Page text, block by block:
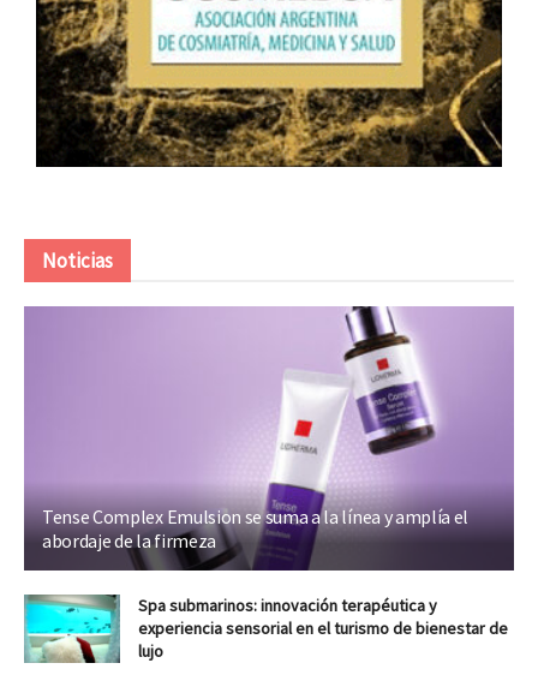
Noticias
Tense Complex Emulsion se suma a la línea y amplía el
abordaje de la firmeza
Spa submarinos: innovación terapéutica y
experiencia sensorial en el turismo de bienestar de
lujo